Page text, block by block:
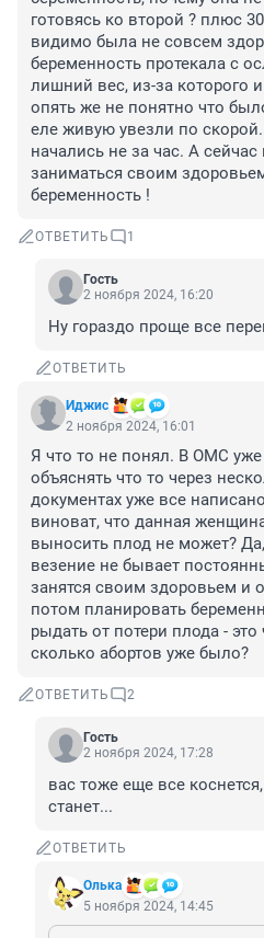
готовясь ко второй ? плюс
видимо была не совсем
беременность протекала с
лишний вес, из-за которого
опять же не понятно что
еле живую увезли по
начались не за час. А
заниматься своим
беременность !
ОТВЕТИТЬ 1
Гость
2 ноября 2024, 16:20
Ну гораздо проще все
ОТВЕТИТЬ
Иджис
2 ноября 2024, 16:01
Я что то не понял. В ОМС уже
объяснять что то через
документах уже все
виноват, что данная
выносить плод не может?
везение не бывает
занятся своим здоровьем и
потом планировать
рыдать от потери плода -
сколько абортов уже было?
ОТВЕТИТЬ 2
Гость
2 ноября 2024, 17:28
вас тоже еще все
станет...
ОТВЕТИТЬ
Олька
5 ноября 2024, 14:45